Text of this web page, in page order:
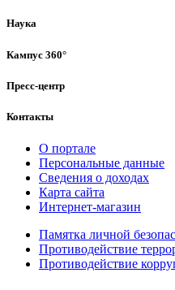
Наука
Кампус 360°
Пресс-центр
Контакты
О портале
Персональные данные
Сведения о доходах
Карта сайта
Интернет-магазин
Памятка личной
Противодействие
Противодействие